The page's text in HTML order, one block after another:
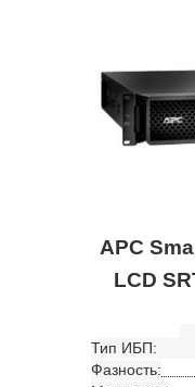
APC
LCD
Тип ИБП:
Фазность: